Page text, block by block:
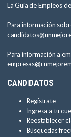
La Guía de Empleos
Para información
Para información a
CANDIDATOS
Regístrate
Ingresa a tu
Reestablecer
Búsquedas